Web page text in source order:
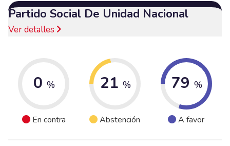
Partido Social De Unidad Nacional
Ver detalles
0 %
En contra
21 %
Abstención
79 %
A favor